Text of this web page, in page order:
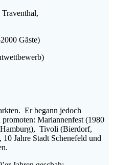
Gäste)
Er begann jedoch
Mariannenfest (1980
Hamburg), Tivoli (Bierdorf,
Jahre Stadt Schenefeld und